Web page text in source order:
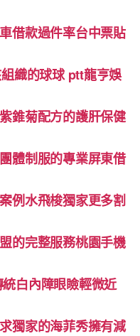
借款過件率台中票貼
織的球球 ptt龍亨娛
錐菊配方的護肝保健
體制服的專業屏東借
例水飛梭獨家更多割
的完整服務桃園手機
白內障眼瞼輕微近
獨家的海菲秀擁有減